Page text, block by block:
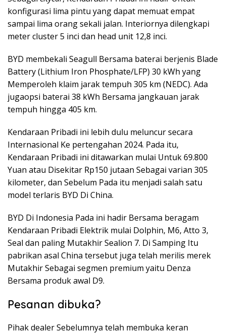
konfigurasi lima pintu yang dapat memuat empat
sampai lima orang sekali jalan. Interiornya dilengkapi
meter cluster 5 inci dan head unit 12,8 inci.
BYD membekali Seagull Bersama baterai berjenis Blade
Battery (Lithium Iron Phosphate/LFP) 30 kWh yang
Memperoleh klaim jarak tempuh 305 km (NEDC). Ada
jugaopsi baterai 38 kWh Bersama jangkauan jarak
tempuh hingga 405 km.
Kendaraan Pribadi ini lebih dulu meluncur secara
Internasional Ke pertengahan 2024. Pada itu,
Kendaraan Pribadi ini ditawarkan mulai Untuk 69.800
Yuan atau Disekitar Rp150 jutaan Sebagai varian 305
kilometer, dan Sebelum Pada itu menjadi salah satu
model terlaris BYD Di China.
BYD Di Indonesia Pada ini hadir Bersama beragam
Kendaraan Pribadi Elektrik mulai Dolphin, M6, Atto 3,
Seal dan paling Mutakhir Sealion 7. Di Samping Itu
pabrikan asal China tersebut juga telah merilis merek
Mutakhir Sebagai segmen premium yaitu Denza
Bersama produk awal D9.
Pesanan dibuka?
Pihak dealer Sebelumnya telah membuka keran